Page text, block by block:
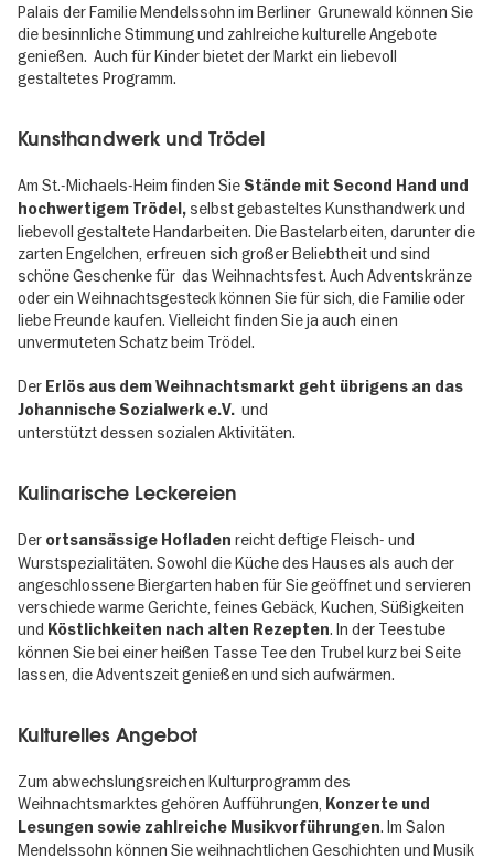
Palais der Familie Mendelssohn im Berliner Grunewald können Sie
die besinnliche Stimmung und zahlreiche kulturelle Angebote
genießen. Auch für Kinder bietet der Markt ein liebevoll
gestaltetes Programm.
Kunsthandwerk und Trödel
Am St.-Michaels-Heim finden SieStände mit Second Hand und
hochwertigem Trödel, selbst gebasteltes Kunsthandwerk und
liebevoll gestaltete Handarbeiten. Die Bastelarbeiten, darunter die
zarten Engelchen, erfreuen sich großer Beliebtheit und sind
schöne Geschenke für das Weihnachtsfest. Auch Adventskränze
oder ein Weihnachtsgesteck können Sie für sich, die Familie oder
liebe Freunde kaufen. Vielleicht finden Sie ja auch einen
unvermuteten Schatz beim Trödel.
Der Erlös aus dem Weihnachtsmarkt geht übrigens an das
Johannische Sozialwerk e.V. und
unterstützt dessen sozialen Aktivitäten.
Kulinarische Leckereien
Der ortsansässige Hofladen reicht deftige Fleisch- und
Wurstspezialitäten. Sowohl die Küche des Hauses als auch der
angeschlossene Biergarten haben für Sie geöffnet und servieren
verschiede warme Gerichte, feines Gebäck, Kuchen, Süßigkeiten
und Köstlichkeiten nach alten Rezepten. In der Teestube
können Sie bei einer heißen Tasse Tee den Trubel kurz bei Seite
lassen, die Adventszeit genießen und sich aufwärmen.
Kulturelles Angebot
Zum abwechslungsreichen Kulturprogramm des
Weihnachtsmarktes gehören Aufführungen, Konzerte und
Lesungen sowie zahlreiche Musikvorführungen. Im Salon
Mendelssohn können Sie weihnachtlichen Geschichten und Musik